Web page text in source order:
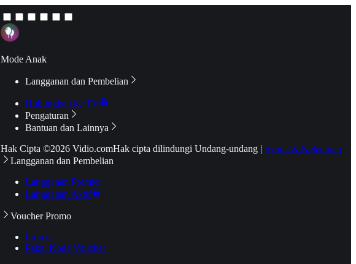
Mode Anak
Langganan dan Pembelian
Hubungkan ke TV
Pengaturan
Bantuan dan Lainnya
Hak Cipta ©2026 Vidio.comHak cipta dilindungi Undang-undang | Syarat & Ketentuan
Langganan dan Pembelian
Langganan Premier
Langganan Aktif
Voucher Promo
Promo
Pakai Kode Voucher